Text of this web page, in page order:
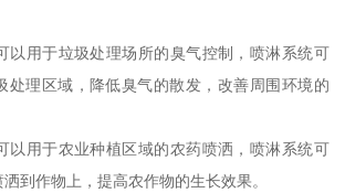
以用于垃圾处理场所的臭气控制，喷淋系统可
处理区域，降低臭气的散发，改善周围环境的
以用于农业种植区域的农药喷洒，喷淋系统可
到作物上，提高农作物的生长效果。